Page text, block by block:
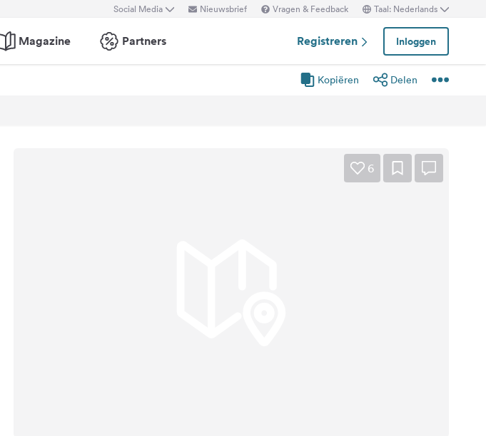
Social Media Nieuwsbrief Vragen & Feedback Taal: Nederlands
Magazine Partners Registreren Inloggen
Kopiëren Delen
6